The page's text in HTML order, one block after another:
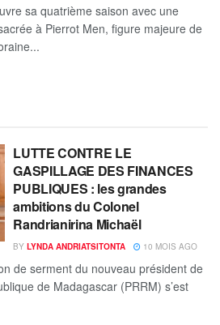
sa quatrième saison avec une
à Pierrot Men, figure majeure de
LUTTE CONTRE LE
GASPILLAGE DES FINANCES
PUBLIQUES : les grandes
ambitions du Colonel
Randrianirina Michaël
BY LYNDA ANDRIATSITONTA 10 MOIS AGO
de serment du nouveau président de
de Madagascar (PRRM) s’est